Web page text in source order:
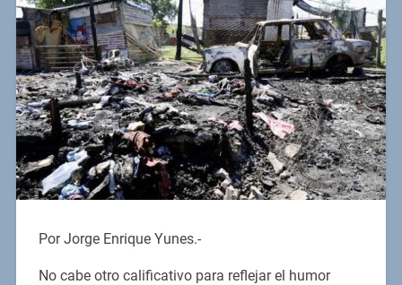
Por Jorge Enrique Yunes.-
No cabe otro calificativo para reflejar el humor